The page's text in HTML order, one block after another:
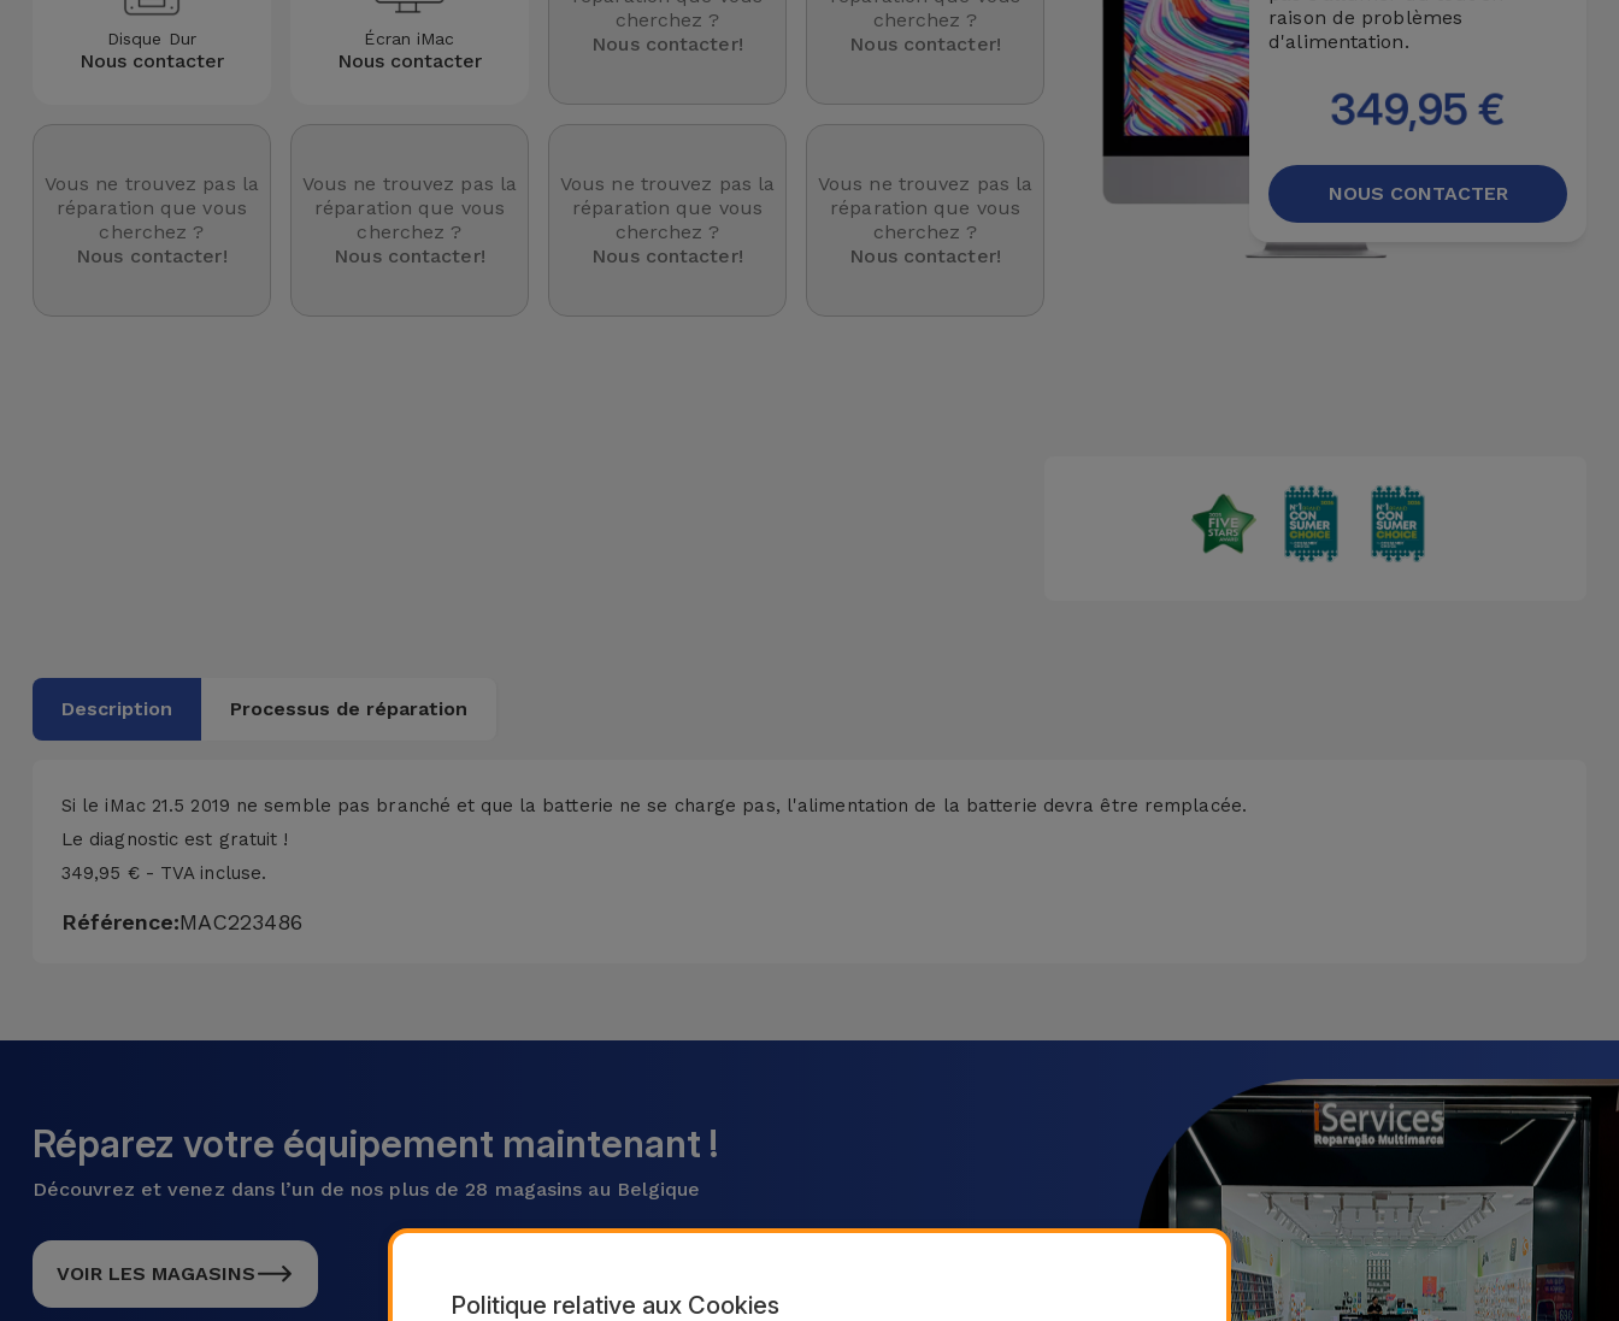
Autres
Marques
Ecouteurs
Connectées
et
Bracelets
Traceurs et
Accessoires
Mobilité,
Auto et
Vélo
Accessoires
Kids
tout
Disque Dur
Nous contacter
Écran iMac
Nous contacter
cherchez ?
Nous contacter!
cherchez ?
Nous contacter!
Vous ne trouvez pas la
réparation que vous
cherchez ?
Nous contacter!
Vous ne trouvez pas la
réparation que vous
cherchez ?
Nous contacter!
Vous ne trouvez pas la
réparation que vous
cherchez ?
Nous contacter!
Vous ne trouvez pas la
réparation que vous
cherchez ?
Nous contacter!
raison de problèmes
d'alimentation.
349,95 €
NOUS CONTACTER
Description Processus de réparation
Si le iMac 21.5 2019 ne semble pas branché et que la batterie ne se charge pas, l'alimentation de la batterie devra être remplacée.
Le diagnostic est gratuit !
349,95 € - TVA incluse.
Référence:MAC223486
Réparez votre équipement maintenant !
Découvrez et venez dans l’un de nos plus de 28 magasins au Belgique
VOIR LES MAGASINS
Politique relative aux Cookies